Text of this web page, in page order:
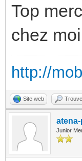
Top
chez
http://
Site web
Junior